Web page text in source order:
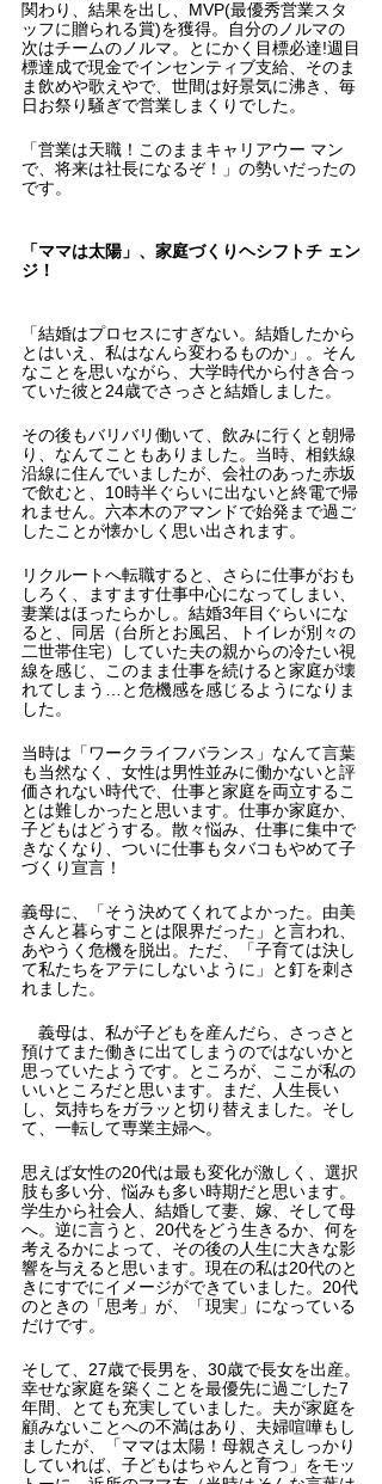
関わり、結果を出し、MVP(最優秀営業スタ
ッフに贈られる賞)を獲得。自分のノルマの
次はチームのノルマ。とにかく目標必達!週目
標達成で現金でインセンティブ支給、そのま
ま飲めや歌えやで、世間は好景気に沸き、毎
日お祭り騒ぎで営業しまくりでした。
「営業は天職！このままキャリアウー マン
で、将来は社長になるぞ！」の勢いだったの
です。
「ママは太陽」、家庭づくりヘシフトチ ェン
ジ！
「結婚はプロセスにすぎない。結婚したから
とはいえ、私はなんら変わるものか」。そん
なことを思いながら、大学時代から付き合っ
ていた彼と24歳でさっさと結婚しました。
その後もバリバリ働いて、飲みに行くと朝帰
り、なんてこともありました。当時、相鉄線
沿線に住んでいましたが、会社のあった赤坂
で飲むと、10時半ぐらいに出ないと終電で帰
れません。六本木のアマンドで始発まで過ご
したことが懐かしく思い出されます。
リクルートへ転職すると、さらに仕事がおも
しろく、ますます仕事中心になってしまい、
妻業はほったらかし。結婚3年目ぐらいにな
ると、同居（台所とお風呂、トイレが別々の
二世帯住宅）していた夫の親からの冷たい視
線を感じ、このまま仕事を続けると家庭が壊
れてしまう…と危機感を感じるようになりま
した。
当時は「ワークライフバランス」なんて言葉
も当然なく、女性は男性並みに働かないと評
価されない時代で、仕事と家庭を両立するこ
とは難しかったと思います。仕事か家庭か、
子どもはどうする。散々悩み、仕事に集中で
きなくなり、ついに仕事もタバコもやめて子
づくり宣言！
義母に、「そう決めてくれてよかった。由美
さんと暮らすことは限界だった」と言われ、
あやうく危機を脱出。ただ、「子育ては決し
て私たちをアテにしないように」と釘を刺さ
れました。
義母は、私が子どもを産んだら、さっさと
預けてまた働きに出てしまうのではないかと
思っていたようです。ところが、ここが私の
いいところだと思います。まだ、人生長い
し、気持ちをガラッと切り替えました。そし
て、一転して専業主婦へ。
思えば女性の20代は最も変化が激しく、選択
肢も多い分、悩みも多い時期だと思います。
学生から社会人、結婚して妻、嫁、そして母
へ。逆に言うと、20代をどう生きるか、何を
考えるかによって、その後の人生に大きな影
響を与えると思います。現在の私は20代のと
きにすでにイメージができていました。20代
のときの「思考」が、「現実」になっている
だけです。
そして、27歳で長男を、30歳で長女を出産。
幸せな家庭を築くことを最優先に過ごした7
年間、とても充実していました。夫が家庭を
顧みないことへの不満はあり、夫婦喧嘩もし
ましたが、「ママは太陽！母親さえしっかり
していれば、子どもはちゃんと育つ」をモッ